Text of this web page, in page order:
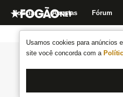
Usamos cookies para anúncios
site você concorda com a
Notícias Apostas Fórum